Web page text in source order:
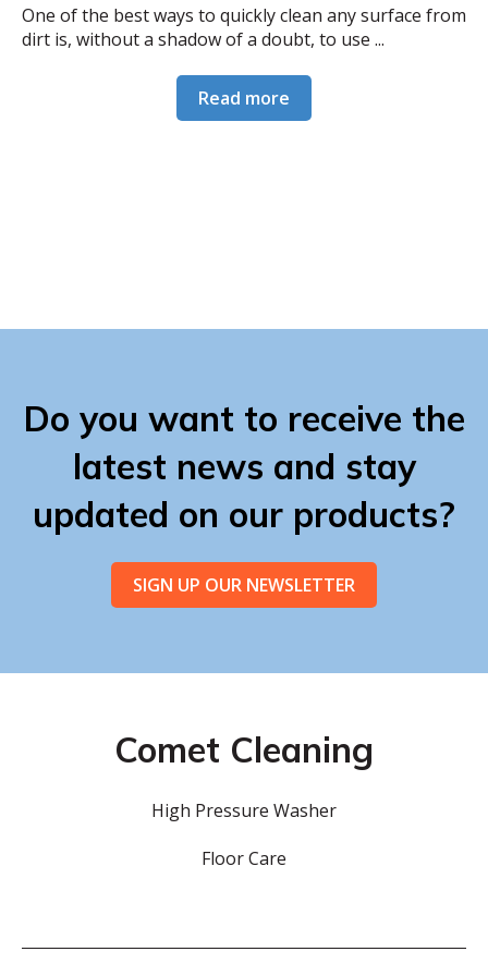
One of the best ways to quickly clean any surface from
dirt is, without a shadow of a doubt, to use ...
Read more
Do you want to receive the
latest news and stay
updated on our products?
SIGN UP OUR NEWSLETTER
Comet Cleaning
High Pressure Washer
Floor Care